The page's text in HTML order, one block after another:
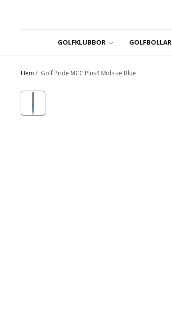
GOLFKLUBBOR GOLFBOLLAR
Hem / Golf Pride MCC Plus4 Midsize Blue